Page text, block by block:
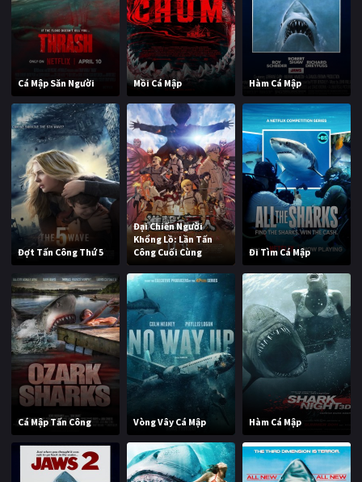
Cá Mập Săn Người Mồi Cá Mập Hàm Cá Mập
Đợt Tấn Công Thứ 5
Đại Chiến Người
Khổng Lồ: Lần Tấn
Công Cuối Cùng
Đi Tìm Cá Mập
Cá Mập Tấn Công Vòng Vây Cá Mập Hàm Cá Mập